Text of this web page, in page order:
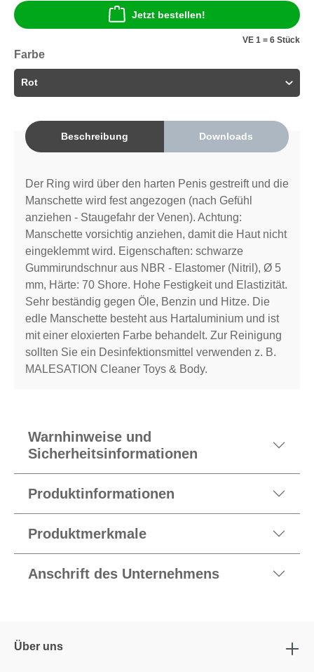
Jetzt bestellen!
VE 1 = 6 Stück
Farbe
Beschreibung Downloads
Der Ring wird über den harten Penis gestreift und die
Manschette wird fest angezogen (nach Gefühl
anziehen - Staugefahr der Venen). Achtung:
Manschette vorsichtig anziehen, damit die Haut nicht
eingeklemmt wird. Eigenschaften: schwarze
Gummirundschnur aus NBR - Elastomer (Nitril), Ø 5
mm, Härte: 70 Shore. Hohe Festigkeit und Elastizität.
Sehr beständig gegen Öle, Benzin und Hitze. Die
edle Manschette besteht aus Hartaluminium und ist
mit einer eloxierten Farbe behandelt. Zur Reinigung
sollten Sie ein Desinfektionsmittel verwenden z. B.
MALESATION Cleaner Toys & Body.
Warnhinweise und
Sicherheitsinformationen
Produktinformationen
Produktmerkmale
Anschrift des Unternehmens
Über uns